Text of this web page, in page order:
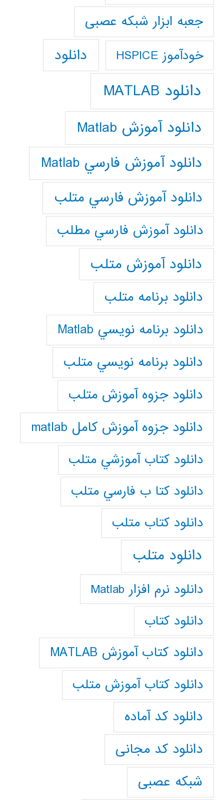
جعبه ابزار شبکه عصبی
خودآموز HSPICE دانلود
دانلود MATLAB
دانلود آموزش Matlab
دانلود آموزش فارسي Matlab
دانلود آموزش فارسي متلب
دانلود آموزش فارسي مطلب
دانلود آموزش متلب
دانلود برنامه متلب
دانلود برنامه نويسي Matlab
دانلود برنامه نويسي متلب
دانلود جزوه آموزش متلب
دانلود جزوه آموزش کامل matlab
دانلود كتاب آموزشي متلب
دانلود كتا ب فارسي متلب
دانلود كتاب متلب
دانلود متلب
دانلود نرم افزار Matlab
دانلود کتاب
دانلود کتاب آموزش MATLAB
دانلود کتاب آموزش متلب
دانلود کد آماده
دانلود کد مجانی
شبکه عصبی